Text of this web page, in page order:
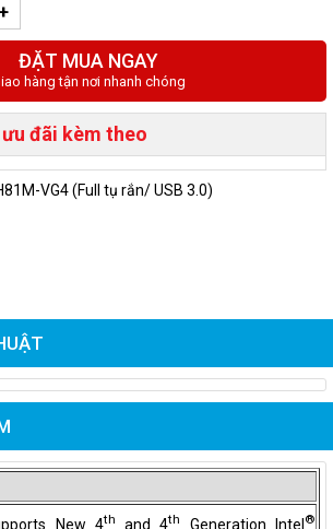
+
ĐẶT MUA NGAY
hàng tận nơi nhanh chóng
đãi kèm theo
VG4 (Full tụ rắn/ USB 3.0)
New 4th and 4th Generation Intel ®